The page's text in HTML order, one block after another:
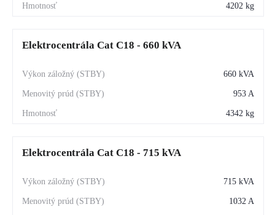
4202 kg
Elektrocentrála Cat C18 - 660 kVA
660 kVA
953 A
4342 kg
Elektrocentrála Cat C18 - 715 kVA
715 kVA
1032 A